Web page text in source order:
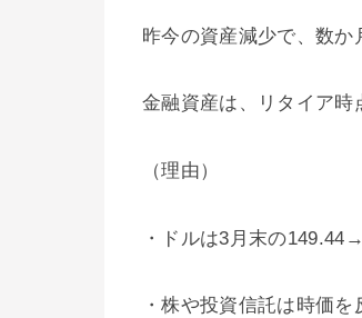
昨今の資産減少で、数か
金融資産は、リタイア時
（理由）
・ドルは3月末の
・株や投資信託は時価を